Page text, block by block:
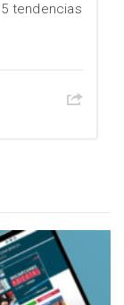
tendencias